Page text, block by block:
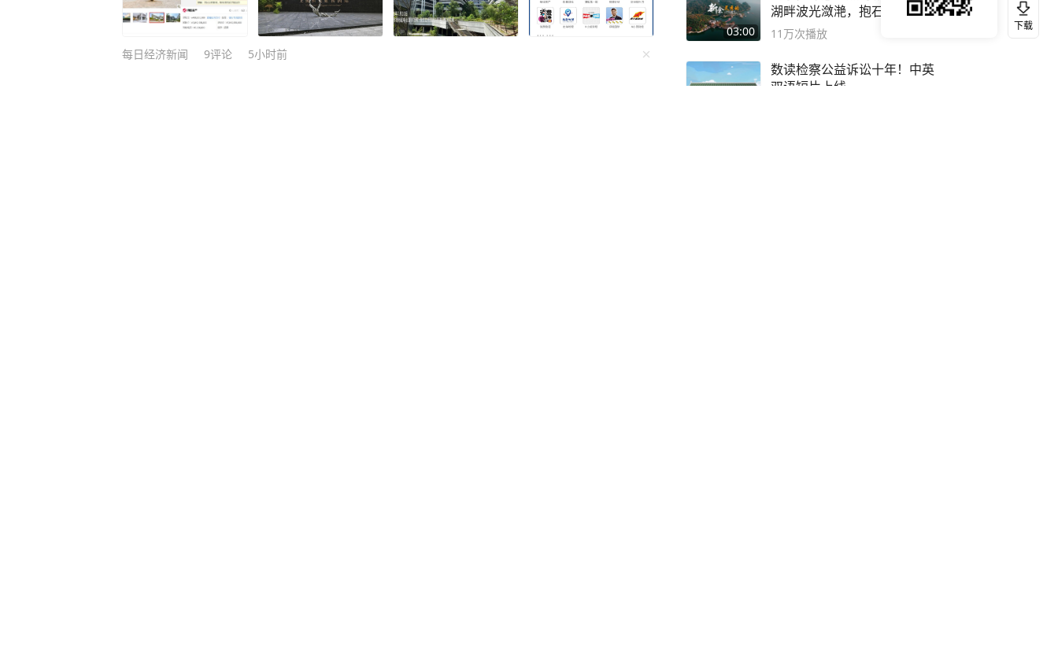
每日经济新闻 9评论 5小时前
03:00
湖畔波光潋滟，抱石公园文化
深邃……
11万次播放
数读检察公益诉讼十年！中英
双语短片上线
下载